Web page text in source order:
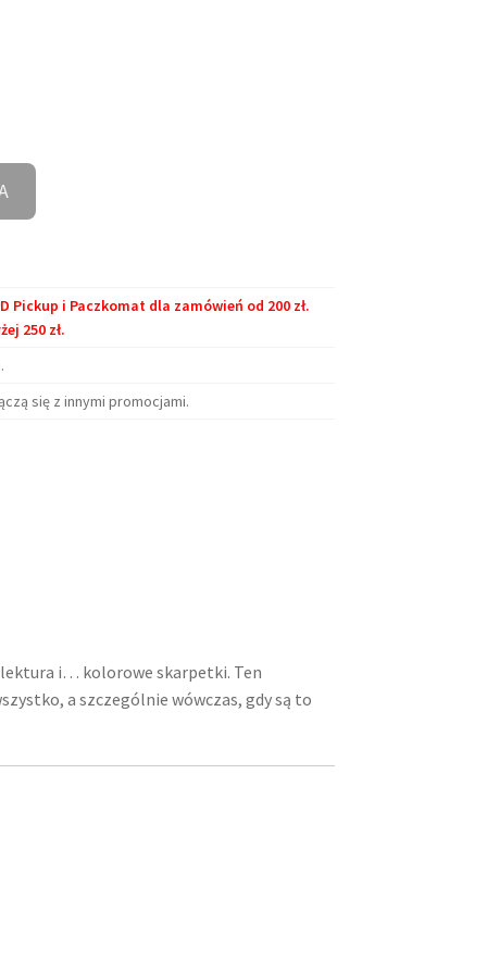
Pickup i Paczkomat dla zamówień od 200 zł.
250 zł.
się z innymi promocjami.
lektura i… kolorowe skarpetki. Ten
a szczególnie wówczas, gdy są to